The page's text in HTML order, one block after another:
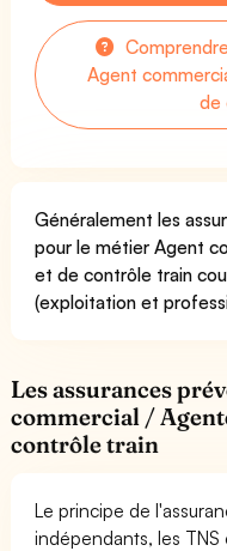
Agent
de
Généralement les
pour le métier Agent
et de contrôle train
(exploitation et
Les assurances
commercial /
contrôle train
Le principe de
indépendants, les